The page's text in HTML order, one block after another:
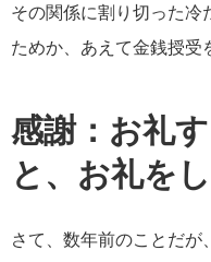
その関係に割り切った冷
ためか、あえて金銭授受
感謝：お礼
と、お礼を
さて、数年前のことだ